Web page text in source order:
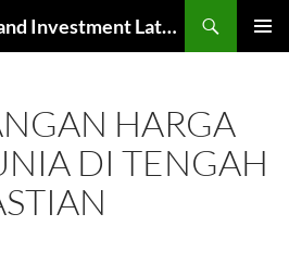
Indonesian Economy and Investment Latest News
HARGA
DI TENGAH